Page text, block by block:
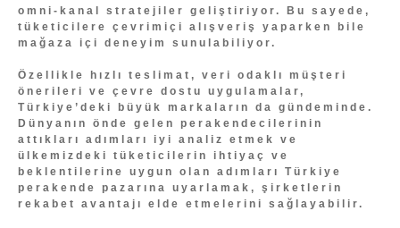
omni-kanal stratejiler geliştiriyor. Bu sayede,
tüketicilere çevrimiçi alışveriş yaparken bile
mağaza içi deneyim sunulabiliyor.
Özellikle hızlı teslimat, veri odaklı müşteri
önerileri ve çevre dostu uygulamalar,
Türkiye’deki büyük markaların da gündeminde.
Dünyanın önde gelen perakendecilerinin
attıkları adımları iyi analiz etmek ve
ülkemizdeki tüketicilerin ihtiyaç ve
beklentilerine uygun olan adımları Türkiye
perakende pazarına uyarlamak, şirketlerin
rekabet avantajı elde etmelerini sağlayabilir.